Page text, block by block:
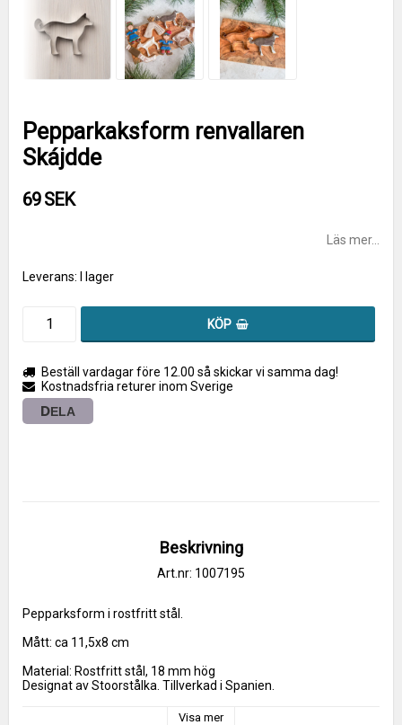
Pepparkaksform renvallaren
Skájdde
69 SEK
Läs mer...
Leverans: I lager
KÖP
Beställ vardagar före 12.00 så skickar vi samma dag!
Kostnadsfria returer inom Sverige
DELA
Beskrivning
Art.nr: 1007195
Pepparksform i rostfritt stål.
Mått: ca 11,5x8 cm
Material: Rostfritt stål, 18 mm hög
Designat av Stoorstålka. Tillverkad i Spanien.
Visa mer